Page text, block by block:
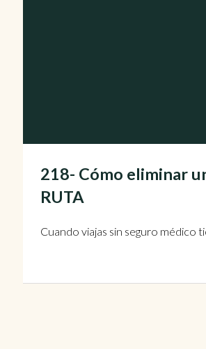
218- Cómo eliminar
RUTA
Cuando viajas sin seguro médico